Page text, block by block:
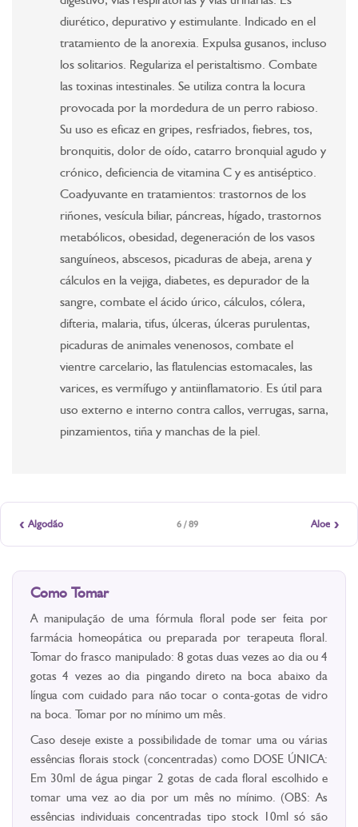
diurético, depurativo y estimulante. Indicado en el
tratamiento de la anorexia. Expulsa gusanos, incluso
los solitarios. Regulariza el peristaltismo. Combate
las toxinas intestinales. Se utiliza contra la locura
provocada por la mordedura de un perro rabioso.
Su uso es eficaz en gripes, resfriados, fiebres, tos,
bronquitis, dolor de oído, catarro bronquial agudo y
crónico, deficiencia de vitamina C y es antiséptico.
Coadyuvante en tratamientos: trastornos de los
riñones, vesícula biliar, páncreas, hígado, trastornos
metabólicos, obesidad, degeneración de los vasos
sanguíneos, abscesos, picaduras de abeja, arena y
cálculos en la vejiga, diabetes, es depurador de la
sangre, combate el ácido úrico, cálculos, cólera,
difteria, malaria, tifus, úlceras, úlceras purulentas,
picaduras de animales venenosos, combate el
vientre carcelario, las flatulencias estomacales, las
varices, es vermífugo y antiinflamatorio. Es útil para
uso externo e interno contra callos, verrugas, sarna,
pinzamientos, tiña y manchas de la piel.
‹ Algodão 6 / 89 Aloe ›
Como Tomar
A manipulação de uma fórmula floral pode ser feita por
farmácia homeopática ou preparada por terapeuta floral.
Tomar do frasco manipulado: 8 gotas duas vezes ao dia ou 4
gotas 4 vezes ao dia pingando direto na boca abaixo da
língua com cuidado para não tocar o conta-gotas de vidro
na boca. Tomar por no mínimo um mês.
Caso deseje existe a possibilidade de tomar uma ou várias
essências florais stock (concentradas) como DOSE ÚNICA:
Em 30ml de água pingar 2 gotas de cada floral escolhido e
tomar uma vez ao dia por um mês no mínimo. (OBS: As
essências individuais concentradas tipo stock 10ml só são